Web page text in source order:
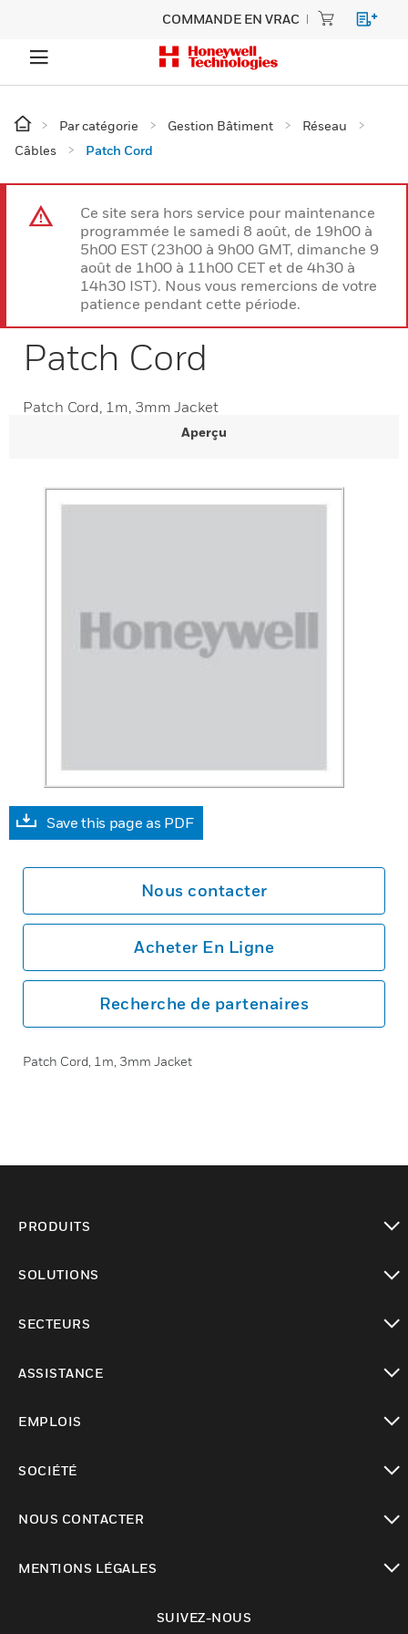
COMMANDE EN VRAC
Par catégorie Gestion Bâtiment
Réseau
Câbles
Patch Cord
Ce site sera hors service pour maintenance
programmée le samedi 8 août, de 19h00 à
5h00 EST (23h00 à 9h00 GMT, dimanche 9
août de 1h00 à 11h00 CET et de 4h30 à
14h30 IST). Nous vous remercions de votre
patience pendant cette période.
Patch Cord
Patch Cord, 1m, 3mm Jacket
Aperçu
Save this page as PDF
Nous contacter
Acheter En Ligne
Recherche de partenaires
Patch Cord, 1m, 3mm Jacket
PRODUITS
SOLUTIONS
SECTEURS
ASSISTANCE
EMPLOIS
SOCIÉTÉ
NOUS CONTACTER
MENTIONS LÉGALES
SUIVEZ-NOUS